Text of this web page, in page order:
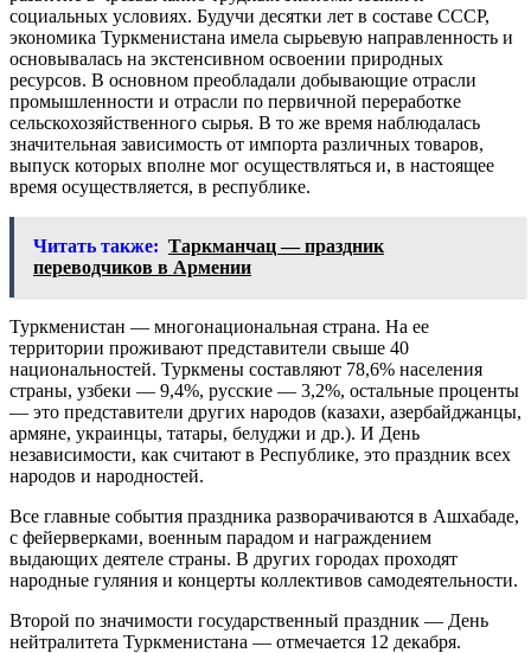
социальных условиях. Будучи десятки лет в составе СССР,
экономика Туркменистана имела сырьевую направленность и
основывалась на экстенсивном освоении природных
ресурсов. В основном преобладали добывающие отрасли
промышленности и отрасли по первичной переработке
сельскохозяйственного сырья. В то же время наблюдалась
значительная зависимость от импорта различных товаров,
выпуск которых вполне мог осуществляться и, в настоящее
время осуществляется, в республике.
Читать также: Таркманчац — праздник
переводчиков в Армении
Туркменистан — многонациональная страна. На ее
территории проживают представители свыше 40
национальностей. Туркмены составляют 78,6% населения
страны, узбеки — 9,4%, русские — 3,2%, остальные проценты
— это представители других народов (казахи, азербайджанцы,
армяне, украинцы, татары, белуджи и др.). И День
независимости, как считают в Республике, это праздник всех
народов и народностей.
Все главные события праздника разворачиваются в Ашхабаде,
с фейерверками, военным парадом и награждением
выдающих деятеле страны. В других городах проходят
народные гуляния и концерты коллективов самодеятельности.
Второй по значимости государственный праздник — День
нейтралитета Туркменистана — отмечается 12 декабря.